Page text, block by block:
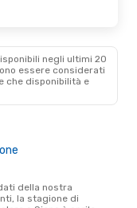
negli ultimi 20
essere considerati
che disponibilità e
la stagione di